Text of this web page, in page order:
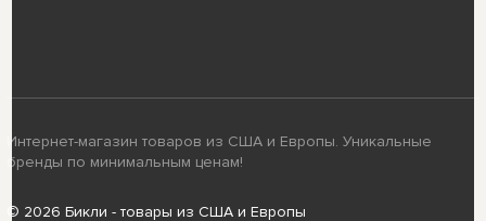
Интернет-магазин товаров из США и Европы. Уникальные
бренды по минимальным ценам!
© 2026 Бикли - товары из США и Европы